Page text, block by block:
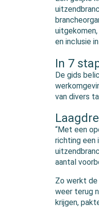
en inclusie
In 7
De gids
van divers
“Met een
richting een
aantal
Zo werkt de
weer terug
krijgen,